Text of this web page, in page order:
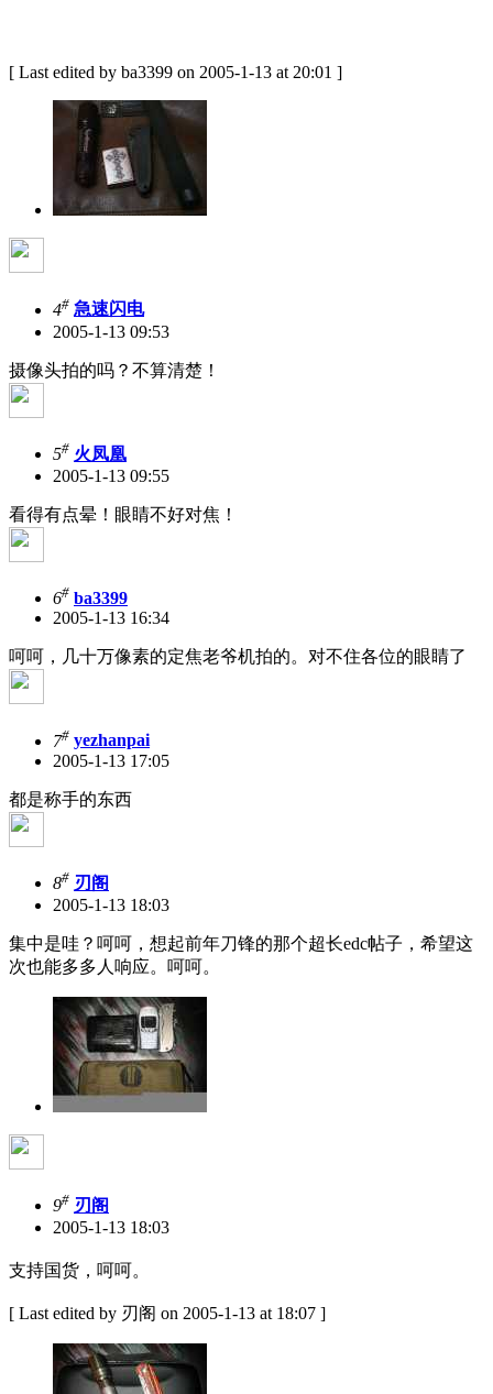
[ Last edited by ba3399 on 2005-1-13 at 20:01 ]
4# 急速闪电
2005-1-13 09:53
摄像头拍的吗？不算清楚！
5# 火凤凰
2005-1-13 09:55
看得有点晕！眼睛不好对焦！
6# ba3399
2005-1-13 16:34
呵呵，几十万像素的定焦老爷机拍的。对不住各位的眼睛了
7# yezhanpai
2005-1-13 17:05
都是称手的东西
8# 刃阁
2005-1-13 18:03
集中是哇？呵呵，想起前年刀锋的那个超长edc帖子，希望这
次也能多多人响应。呵呵。
9# 刃阁
2005-1-13 18:03
支持国货，呵呵。
[ Last edited by 刃阁 on 2005-1-13 at 18:07 ]